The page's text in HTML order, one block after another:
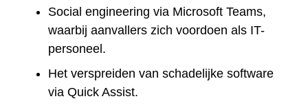
Social engineering via Microsoft Teams,
waarbij aanvallers zich voordoen als IT-
personeel.
Het verspreiden van schadelijke software
via Quick Assist.